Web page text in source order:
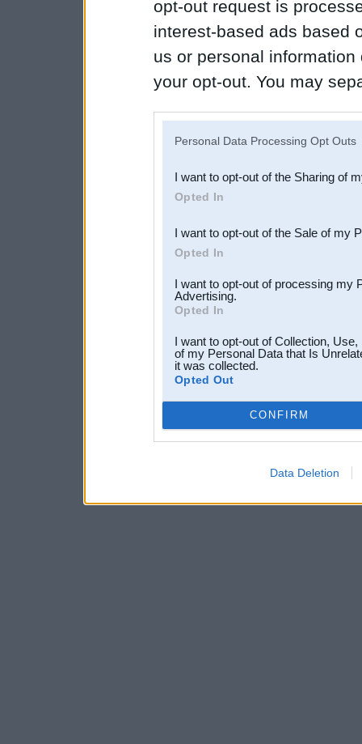
opt-out request is
interest-based ads based
us or personal
your opt-out. You may
Downstream Participants
third parties.
Personal Data Processing Opt Outs
I want to opt-out of the Sharing of
Opted In
I want to opt-out of the Sale of my
Opted In
I want to opt-out of processing my
Advertising.
Opted In
I want to opt-out of Collection,
of my Personal Data that Is
it was collected.
Opted Out
CONFIRM
Data Deletion